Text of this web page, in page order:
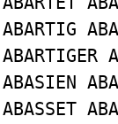
ABARTIG
ABARTIGER
ABASIEN
ABASSET